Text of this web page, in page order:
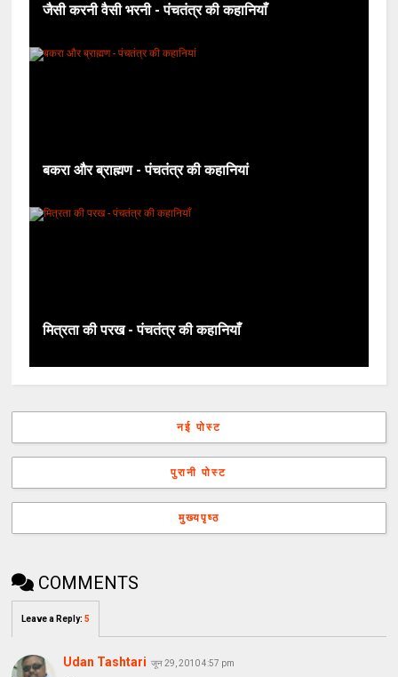
जैसी करनी वैसी भरनी - पंचतंत्र की कहानियाँ
बकरा और ब्राह्मण - पंचतंत्र की कहानियां
मित्रता की परख - पंचतंत्र की कहानियाँ
नई पोस्ट
पुरानी पोस्ट
मुख्यपृष्ठ
COMMENTS
Leave a Reply:5
Udan Tashtari जून 29, 2010 4:57 pm